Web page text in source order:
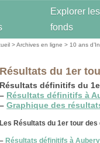
Explorer les
fonds
>Archives en ligne > 10 ans
Résultats du 1er
Résultats définitifs du
– Résultats définitifs à
– Graphique des
Les Résultats du 1er tour
– Résultats définitifs à